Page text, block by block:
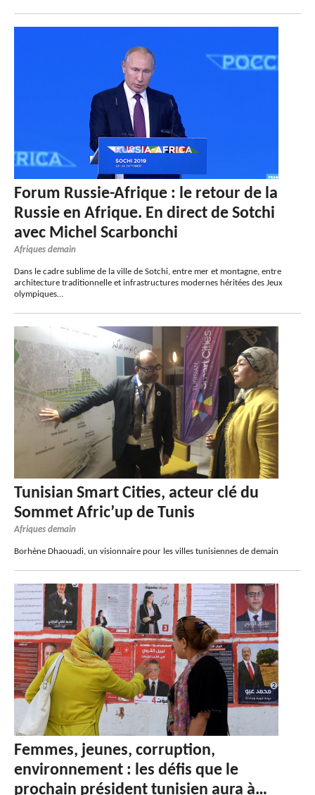
Forum Russie-Afrique : le retour de la
Russie en Afrique. En direct de Sotchi
avec Michel Scarbonchi
Afriques demain
Dans le cadre sublime de la ville de Sotchi, entre mer et montagne, entre
architecture traditionnelle et infrastructures modernes héritées des Jeux
olympiques…
Tunisian Smart Cities, acteur clé du
Sommet Afric’up de Tunis
Afriques demain
Borhène Dhaouadi, un visionnaire pour les villes tunisiennes de demain
Femmes, jeunes, corruption,
environnement : les défis que le
prochain président tunisien aura à…